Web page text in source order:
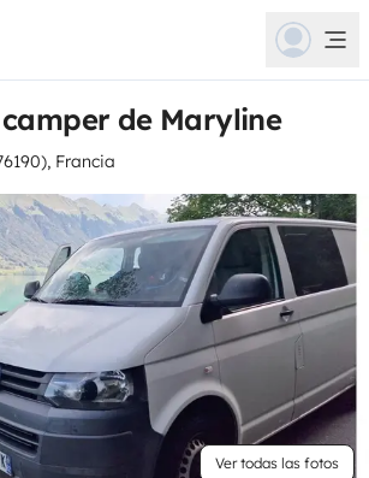
de Maryline
Francia
Ver todas las fotos